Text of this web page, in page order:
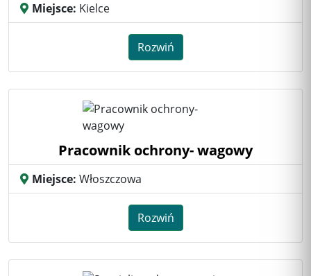
Miejsce: Kielce
Rozwiń
Pracownik ochrony- wagowy
Miejsce: Włoszczowa
Rozwiń